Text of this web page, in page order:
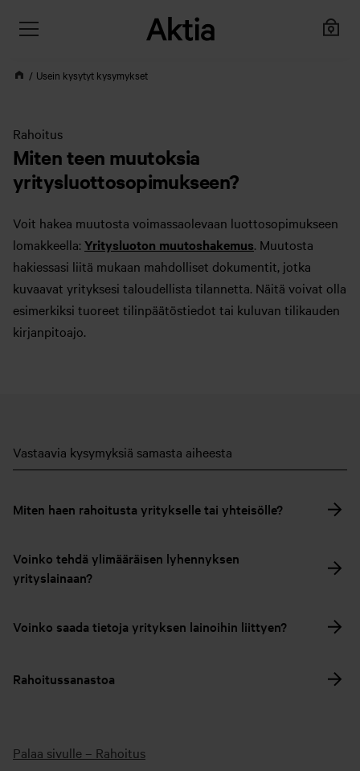
Usein kysytyt kysymykset
Rahoitus
Miten teen muutoksia
yritysluottosopimukseen?
Voit hakea muutosta voimassaolevaan luottosopimukseen
lomakkeella: Yritysluoton muutoshakemus. Muutosta
hakiessasi liitä mukaan mahdolliset dokumentit, jotka
kuvaavat yrityksesi taloudellista tilannetta. Näitä voivat olla
esimerkiksi tuoreet tilinpäätöstiedot tai kuluvan tilikauden
kirjanpitoajo.
Vastaavia kysymyksiä samasta aiheesta
Miten haen rahoitusta yritykselle tai yhteisölle?
Voinko tehdä ylimääräisen lyhennyksen
yrityslainaan?
Voinko saada tietoja yrityksen lainoihin liittyen?
Rahoitussanastoa
Palaa sivulle – Rahoitus